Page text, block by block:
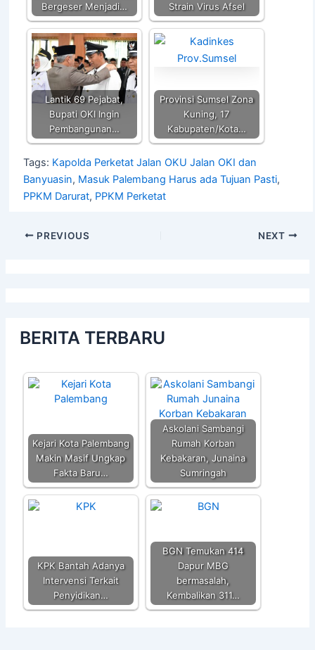
Bergeser Menjadi… Strain Virus Afsel
Lantik 69 Pejabat,
Bupati OKI Ingin
Pembangunan…
Provinsi Sumsel Zona
Kuning, 17
Kabupaten/Kota…
Tags: Kapolda Perketat Jalan OKU Jalan OKI dan
Banyuasin, Masuk Palembang Harus ada Tujuan Pasti,
PPKM Darurat, PPKM Perketat
PREVIOUS NEXT
BERITA TERBARU
Kejari Kota Palembang
Makin Masif Ungkap
Fakta Baru…
Askolani Sambangi
Rumah Korban
Kebakaran, Junaina
Sumringah
KPK Bantah Adanya
Intervensi Terkait
Penyidikan…
BGN Temukan 414
Dapur MBG
bermasalah,
Kembalikan 311…